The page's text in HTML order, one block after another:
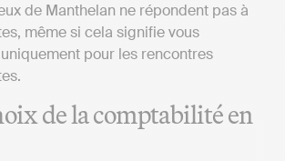
de Manthelan ne répondent pas à
même si cela signifie vous
pour les rencontres
de la comptabilité en